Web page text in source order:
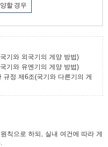
할 경우
기와 외국기의 게양 방법)
기와 유엔기의 게양 방법)
규정 제6조(국기와 다른기의 게
칙으로 하되, 실내 여건에 따라 게